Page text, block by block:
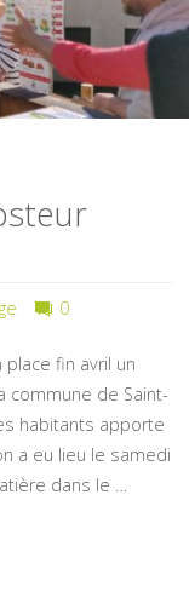
0
place fin avril un
commune de Saint-
habitants apporte
a eu lieu le samedi
dans le …